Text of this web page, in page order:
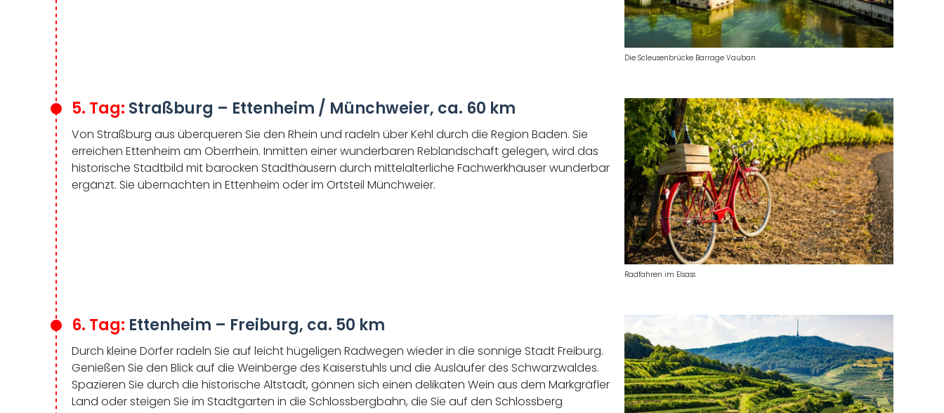
Die Scleusenbrücke Barrage Vauban
5. Tag: Straßburg – Ettenheim / Münchweier, ca. 60 km
Von Straßburg aus überqueren Sie den Rhein und radeln über Kehl durch die Region Baden. Sie
erreichen Ettenheim am Oberrhein. Inmitten einer wunderbaren Reblandschaft gelegen, wird das
historische Stadtbild mit barocken Stadthäusern durch mittelalterliche Fachwerkhäuser wunderbar
ergänzt. Sie übernachten in Ettenheim oder im Ortsteil Münchweier.
Radfahren im Elsass
6. Tag: Ettenheim – Freiburg, ca. 50 km
Durch kleine Dörfer radeln Sie auf leicht hügeligen Radwegen wieder in die sonnige Stadt Freiburg.
Genießen Sie den Blick auf die Weinberge des Kaiserstuhls und die Ausläufer des Schwarzwaldes.
Spazieren Sie durch die historische Altstadt, gönnen sich einen delikaten Wein aus dem Markgräfler
Land oder steigen Sie im Stadtgarten in die Schlossbergbahn, die Sie auf den Schlossberg